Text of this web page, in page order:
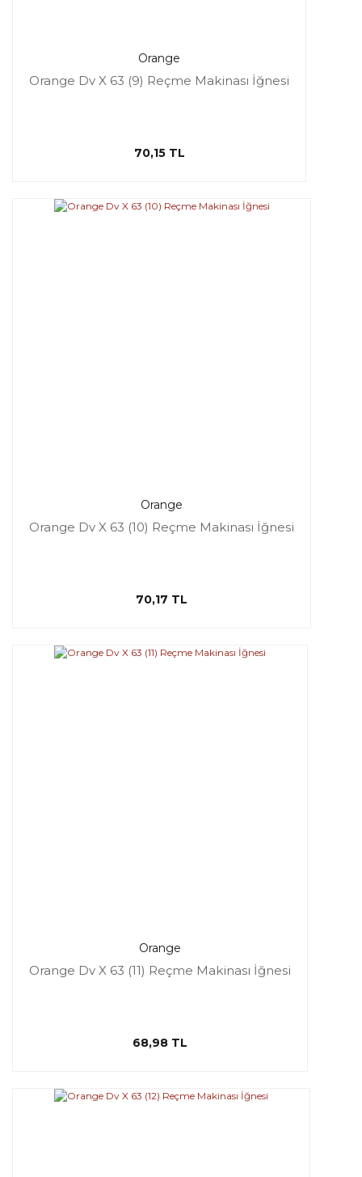
Orange
Orange Dv X 63 (9) Reçme Makinası İğnesi
70,15 TL
Orange
Orange Dv X 63 (10) Reçme Makinası İğnesi
70,17 TL
Orange
Orange Dv X 63 (11) Reçme Makinası İğnesi
68,98 TL